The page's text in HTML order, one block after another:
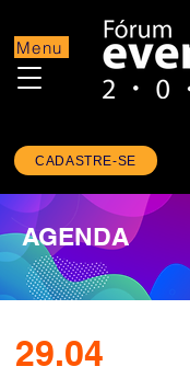
Menu
CADASTRE-SE
AGENDA
29.04